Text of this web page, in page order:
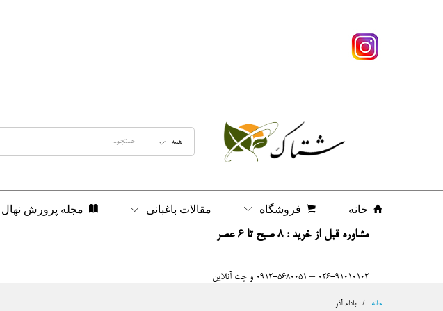
همه
خانه فروشگاه مقالات باغبانی مجله پرورش نهال
مشاوره قبل از خرید : 8 صبح تا 6 عصر
026-91010102 – 0912-5680051 و چت آنلاین
خانه / بادام آذر